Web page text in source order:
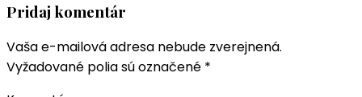
Pridaj komentár
Vaša e-mailová adresa nebude zverejnená.
Vyžadované polia sú označené *